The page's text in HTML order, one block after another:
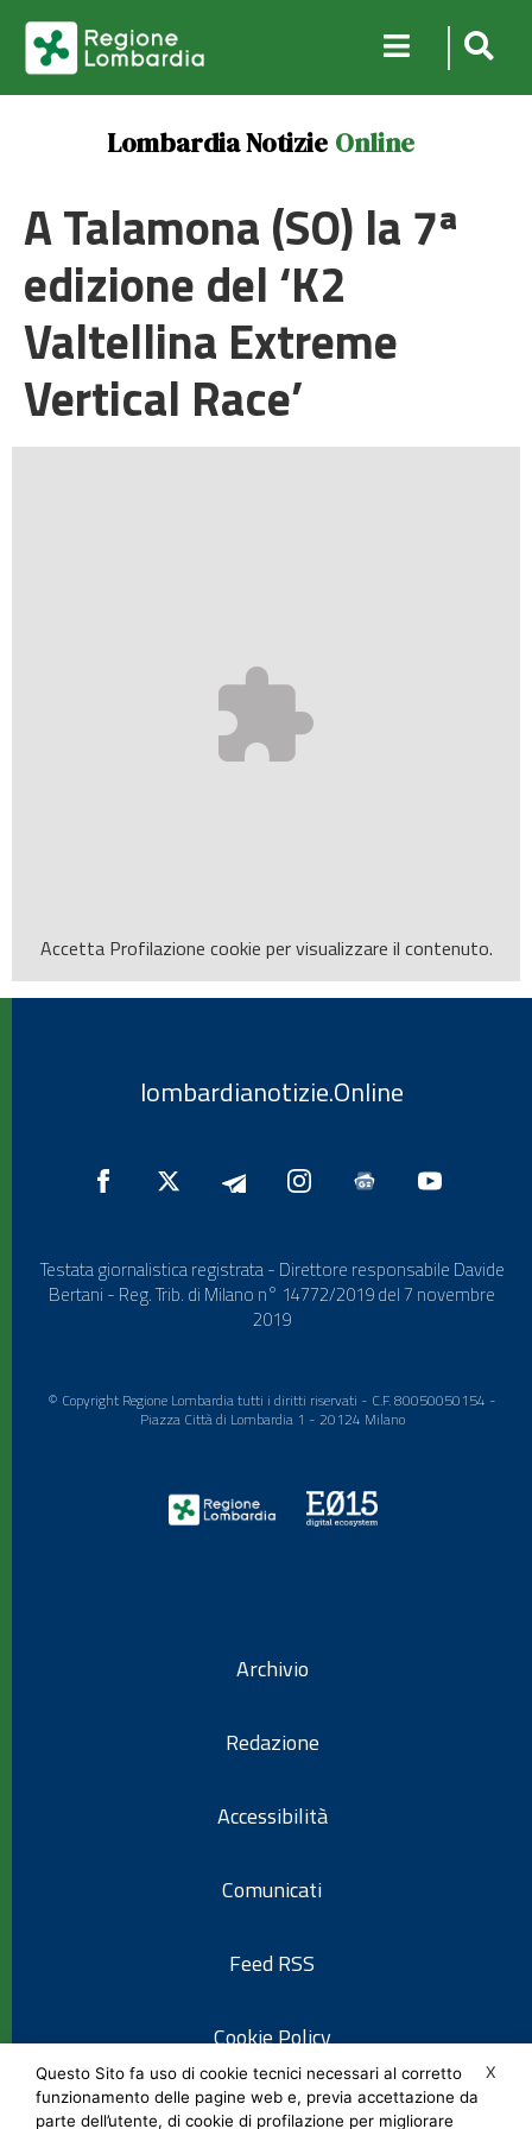
Lombardia Notizie Online
A Talamona (SO) la 7ª
edizione del ‘K2
Valtellina Extreme
Vertical Race’
Accetta Profilazione cookie per visualizzare il contenuto.
lombardianotizie.Online
Testata giornalistica registrata - Direttore responsabile Davide
Bertani - Reg. Trib. di Milano n° 14772/2019 del 7 novembre
2019
© Copyright Regione Lombardia tutti i diritti riservati - C.F. 80050050154 -
Piazza Città di Lombardia 1 - 20124 Milano
Archivio
Redazione
Accessibilità
Comunicati
Feed RSS
Cookie Policy
Informativa privacy
X
Questo Sito fa uso di cookie tecnici necessari al corretto
funzionamento delle pagine web e, previa accettazione da
parte dell’utente, di cookie di profilazione per migliorare